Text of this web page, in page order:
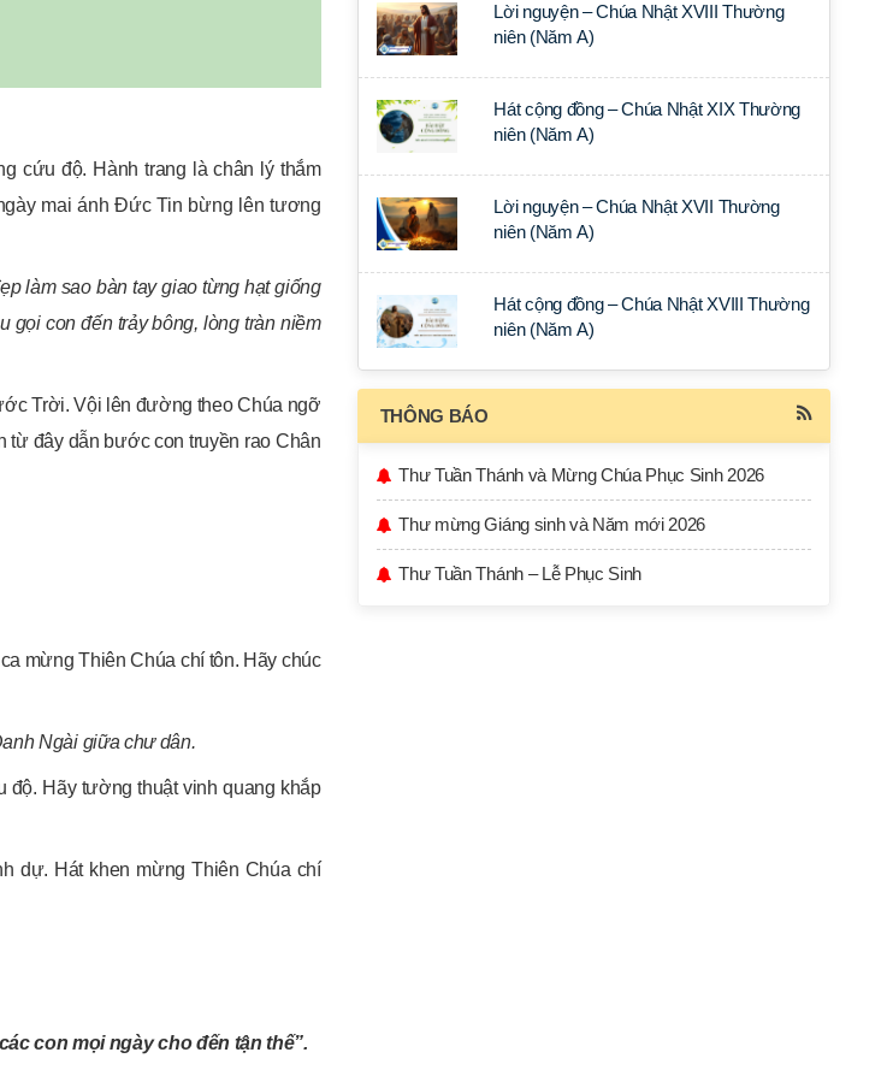
cứu độ. Hành trang là chân lý thắm
mai ánh Đức Tin bừng lên tương
làm sao bàn tay giao từng hạt giống
gọi con đến trảy bông, lòng tràn niềm
Trời. Vội lên đường theo Chúa ngỡ
từ đây dẫn bước con truyền rao Chân
mừng Thiên Chúa chí tôn. Hãy chúc
Ngài giữa chư dân.
Hãy tường thuật vinh quang khắp
dự. Hát khen mừng Thiên Chúa chí
con mọi ngày cho đến tận thế”.
Lời nguyện – Chúa Nhật XVIII Thường
niên (Năm A)
Hát cộng đồng – Chúa Nhật XIX Thường
niên (Năm A)
Lời nguyện – Chúa Nhật XVII Thường
niên (Năm A)
Hát cộng đồng – Chúa Nhật XVIII Thường
niên (Năm A)
THÔNG BÁO
Thư Tuần Thánh và Mừng Chúa Phục Sinh 2026
Thư mừng Giáng sinh và Năm mới 2026
Thư Tuần Thánh – Lễ Phục Sinh